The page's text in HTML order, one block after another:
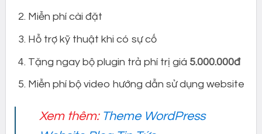
Miễn phí cài đặt
Hỗ trợ kỹ thuật khi có sự cố
Tặng ngay bộ plugin trả phí trị giá 5.000.000đ
Miễn phí bộ video hướng dẫn sử dụng website
Xem thêm: Theme WordPress